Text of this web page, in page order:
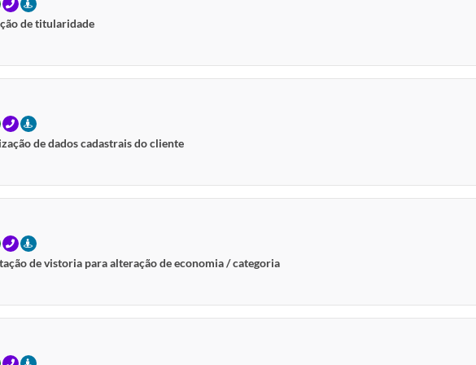
ONLINETELEFONEPRESENCIAL
de titularidade
ONLINETELEFONEPRESENCIAL
de dados cadastrais do cliente
ONLINETELEFONEPRESENCIAL
de vistoria para alteração de economia / categoria